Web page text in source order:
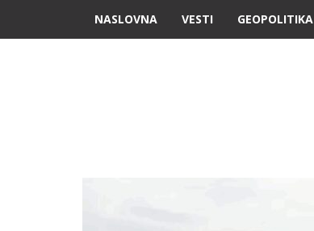
NASLOVNA VESTI GEOPOLITIKA